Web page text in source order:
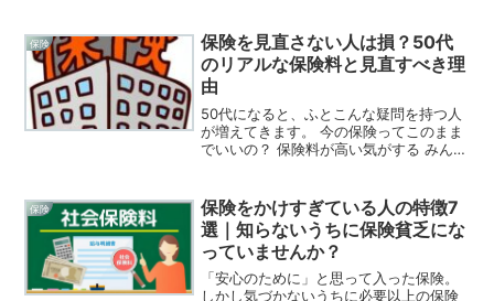
のリスクは大きく高まります。この記事
では がん保険は...
保険
保険を見直さない人は損？50代
のリアルな保険料と見直すべき理
由
50代になると、ふとこんな疑問を持つ人
が増えてきます。 今の保険ってこのまま
でいいの？ 保険料が高い気がする みんな
く、見直しをしないまま払い続けている
人も少なくあり...
保険
保険をかけすぎている人の特徴7
選｜知らないうちに保険貧乏にな
っていませんか？
「安心のために」と思って入った保険。
しかし気づかないうちに必要以上の保険